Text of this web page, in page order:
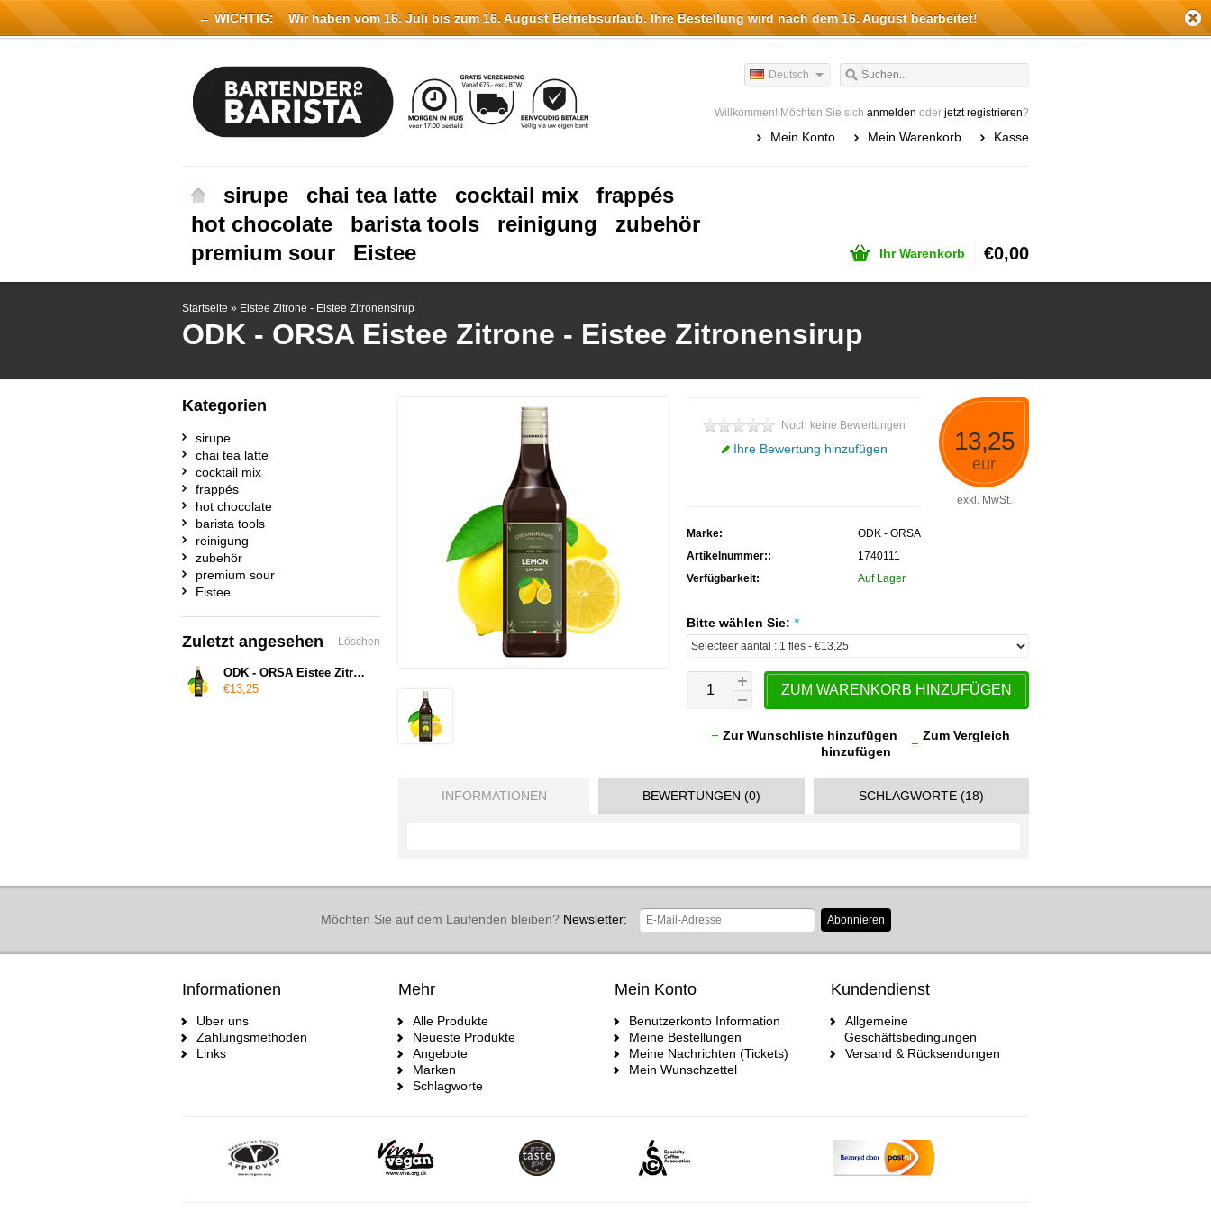
Deutsch
Willkommen! Möchten Sie sich anmelden oder jetzt registrieren?
Mein Konto Mein Warenkorb Kasse
sirupe chai tea latte cocktail mix
frappés
hot chocolate
barista tools reinigung
zubehör
premium sour
Eistee Ihr Warenkorb €0,00
Startseite » Eistee Zitrone - Eistee Zitronensirup
ODK - ORSA Eistee Zitrone - Eistee Zitronensirup
13,25
eur
exkl. MwSt.
Noch keine Bewertungen
Ihre Bewertung hinzufügen
Marke:
ODK - ORSA
Artikelnummer::
1740111
Verfügbarkeit:
Auf Lager
Bitte wählen Sie: *
ZUM WARENKORB HINZUFÜGEN
Zur Wunschliste hinzufügen
Zum Vergleich
hinzufügen
INFORMATIONEN BEWERTUNGEN (0) SCHLAGWORTE (18)
Kategorien
sirupe
chai tea latte
cocktail mix
frappés
hot chocolate
barista tools
reinigung
zubehör
premium sour
Eistee
Zuletzt angesehen Löschen
ODK - ORSA Eistee Zitrone - Eistee Zitronensirup
€13,25
Möchten Sie auf dem Laufenden bleiben?Newsletter: Abonnieren
Informationen
Uber uns
Zahlungsmethoden
Links
Mehr
Alle Produkte
Neueste Produkte
Angebote
Marken
Schlagworte
Mein Konto
Benutzerkonto Information
Meine Bestellungen
Meine Nachrichten (Tickets)
Mein Wunschzettel
Kundendienst
Allgemeine
Geschäftsbedingungen
Versand & Rücksendungen
← WICHTIG:Wir haben vom 16. Juli bis zum 16. August Betriebsurlaub. Ihre Bestellung wird nach dem 16. August bearbeitet!